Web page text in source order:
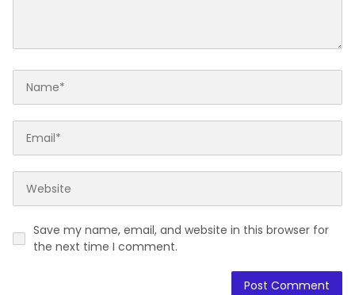
Save my name, email, and website in this browser for
the next time I comment.